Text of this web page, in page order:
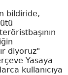
bildiride,
diyoruz"
Yasaya
kullanıcıya